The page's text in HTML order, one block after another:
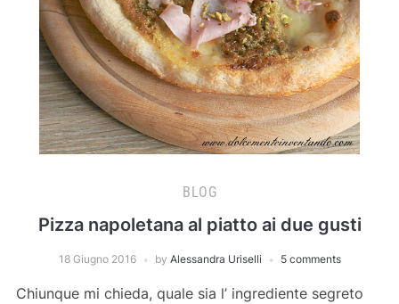
BLOG
Pizza napoletana al piatto ai due gusti
18 Giugno 2016 by Alessandra Uriselli 5 comments
Chiunque mi chieda, quale sia l’ ingrediente segreto